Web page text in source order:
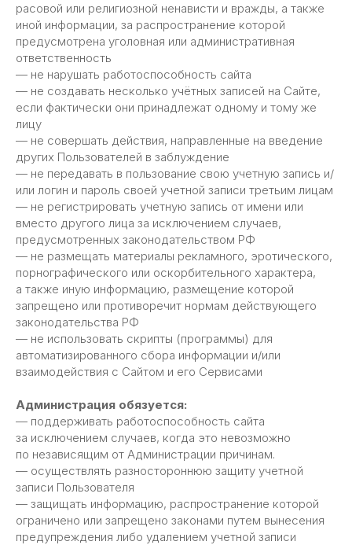
расовой или религиозной ненависти и вражды, а также
иной информации, за распространение которой
предусмотрена уголовная или административная
ответственность
— не нарушать работоспособность сайта
— не создавать несколько учётных записей на Сайте,
если фактически они принадлежат одному и тому же
лицу
— не совершать действия, направленные на введение
других Пользователей в заблуждение
— не передавать в пользование свою учетную запись и/
или логин и пароль своей учетной записи третьим лицам
— не регистрировать учетную запись от имени или
вместо другого лица за исключением случаев,
предусмотренных законодательством РФ
— не размещать материалы рекламного, эротического,
порнографического или оскорбительного характера,
а также иную информацию, размещение которой
запрещено или противоречит нормам действующего
законодательства РФ
— не использовать скрипты (программы) для
автоматизированного сбора информации и/или
взаимодействия с Сайтом и его Сервисами
Администрация обязуется:
— поддерживать работоспособность сайта
за исключением случаев, когда это невозможно
по независящим от Администрации причинам.
— осуществлять разностороннюю защиту учетной
записи Пользователя
— защищать информацию, распространение которой
ограничено или запрещено законами путем вынесения
предупреждения либо удалением учетной записи
Казначейское сопровождение
по всей России